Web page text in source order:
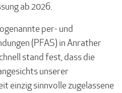
ab 2026.
per- und
(PFAS) in Anrather
stand fest, dass die
unserer
einzig sinnvolle zugelassene